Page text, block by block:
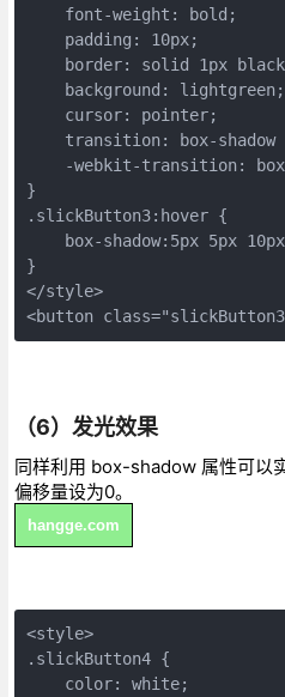
    font-weight: bold;
    padding: 10px;
border: solid 1px
    background: lightgreen;
    cursor: pointer;
transition: box-shadow
-webkit-transition:
}
.slickButton3:hover {
box-shadow:5px 5px
}
</style>
<button
（6）发光效果
同样利用 box-shadow 属性可以
偏移量设为0。
hangge.com
<style>
.slickButton4 {
    color: white;